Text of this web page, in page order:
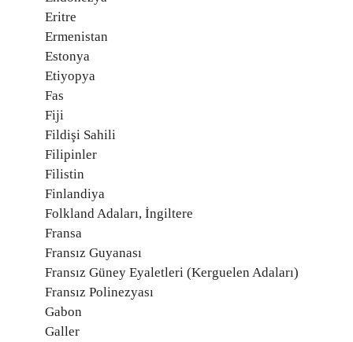
Eritre
Ermenistan
Estonya
Etiyopya
Fas
Fiji
Fildişi Sahili
Filipinler
Filistin
Finlandiya
Folkland Adaları, İngiltere
Fransa
Fransız Guyanası
Fransız Güney Eyaletleri (Kerguelen Adaları)
Fransız Polinezyası
Gabon
Galler